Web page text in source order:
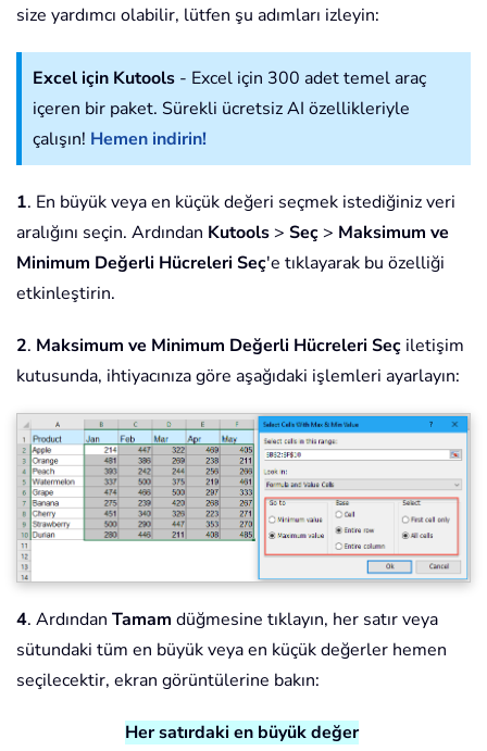
size yardımcı olabilir, lütfen şu adımları izleyin:
Excel için Kutools - Excel için 300 adet temel araç
içeren bir paket. Sürekli ücretsiz AI özellikleriyle
çalışın! Hemen indirin!
1. En büyük veya en küçük değeri seçmek istediğiniz veri
aralığını seçin. Ardından Kutools > Seç > Maksimum ve
Minimum Değerli Hücreleri Seç'e tıklayarak bu özelliği
etkinleştirin.
2. Maksimum ve Minimum Değerli Hücreleri Seç iletişim
kutusunda, ihtiyacınıza göre aşağıdaki işlemleri ayarlayın:
4. Ardından Tamam düğmesine tıklayın, her satır veya
sütundaki tüm en büyük veya en küçük değerler hemen
seçilecektir, ekran görüntülerine bakın:
Her satırdaki en büyük değer